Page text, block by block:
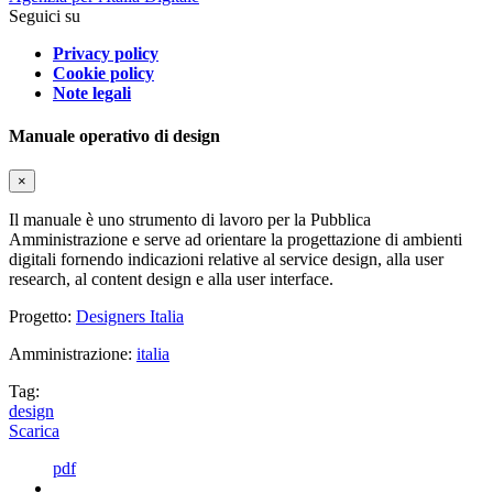
Seguici su
Privacy policy
Cookie policy
Note legali
Manuale operativo di design
×
Il manuale è uno strumento di lavoro per la Pubblica
Amministrazione e serve ad orientare la progettazione di ambienti
digitali fornendo indicazioni relative al service design, alla user
research, al content design e alla user interface.
Progetto: Designers Italia
Amministrazione: italia
Tag:
design
Scarica
pdf